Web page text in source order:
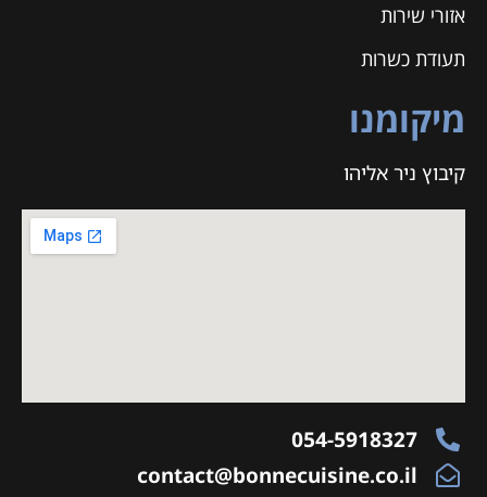
אזורי שירות
תעודת כשרות
מיקומנו
קיבוץ ניר אליהו
054-5918327
contact@bonnecuisine.co.il